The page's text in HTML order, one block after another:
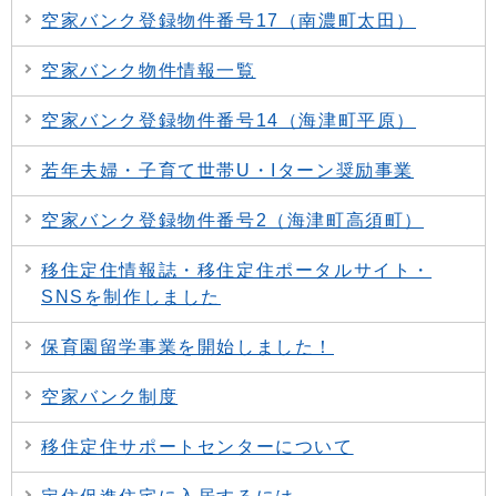
空家バンク登録物件番号17（南濃町太田）
空家バンク物件情報一覧
空家バンク登録物件番号14（海津町平原）
若年夫婦・子育て世帯U・Iターン奨励事業
空家バンク登録物件番号2（海津町高須町）
移住定住情報誌・移住定住ポータルサイト・
SNSを制作しました
保育園留学事業を開始しました！
空家バンク制度
移住定住サポートセンターについて